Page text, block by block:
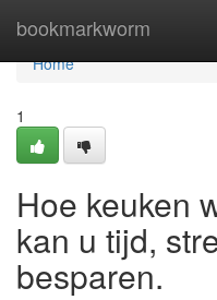
bookmarkworm
Home
Home
1
Hoe keuken
kan u tijd,
besparen.